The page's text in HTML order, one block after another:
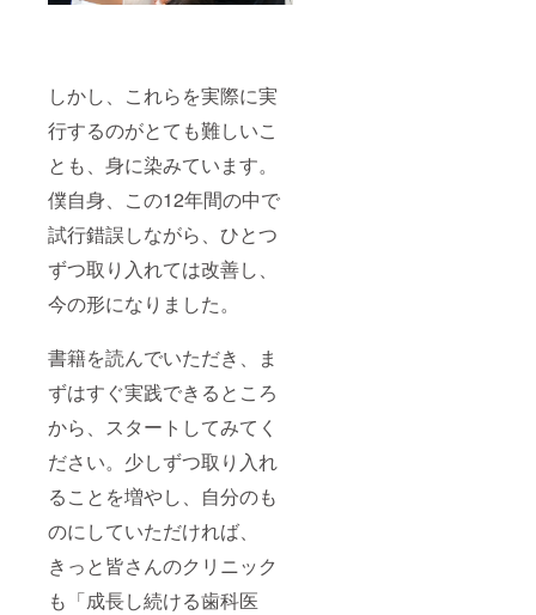
しかし、これらを実際に実
行するのがとても難しいこ
とも、身に染みています。
僕自身、この12年間の中で
試行錯誤しながら、ひとつ
ずつ取り入れては改善し、
今の形になりました。
書籍を読んでいただき、ま
ずはすぐ実践できるところ
から、スタートしてみてく
ださい。少しずつ取り入れ
ることを増やし、自分のも
のにしていただければ、
きっと皆さんのクリニック
も「成長し続ける歯科医